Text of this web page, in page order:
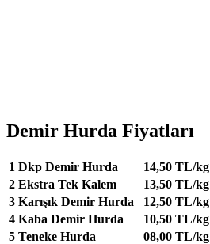
Demir Hurda Fiyatları
1 Dkp Demir Hurda
14,50 TL/kg
2 Ekstra Tek Kalem
13,50 TL/kg
3 Karışık Demir Hurda
12,50 TL/kg
4 Kaba Demir Hurda
10,50 TL/kg
5 Teneke Hurda
08,00 TL/kg